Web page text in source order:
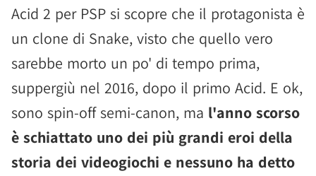
Acid 2 per PSP si scopre che il protagonista è
un clone di Snake, visto che quello vero
sarebbe morto un po' di tempo prima,
suppergiù nel 2016, dopo il primo Acid. E ok,
sono spin-off semi-canon, ma l'anno scorso
è schiattato uno dei più grandi eroi della
storia dei videogiochi e nessuno ha detto